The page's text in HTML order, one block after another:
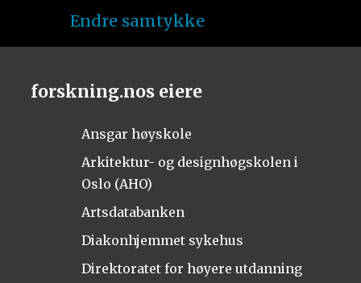
Endre samtykke
forskning.nos eiere
Ansgar høyskole
Arkitektur- og designhøgskolen i
Oslo (AHO)
Artsdatabanken
Diakonhjemmet sykehus
Direktoratet for høyere utdanning